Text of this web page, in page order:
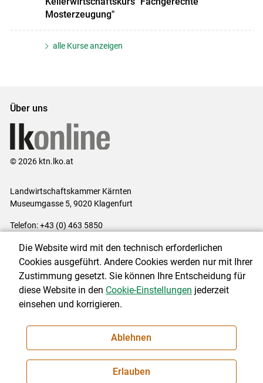
Mosterzeugung"
alle Kurse anzeigen
Über uns
© 2026 ktn.lko.at
Landwirtschaftskammer Kärnten
Museumgasse 5, 9020 Klagenfurt
Telefon: +43 (0) 463 5850
Impressum|Kontakt|Datenschutzerklärung|Barrierefreiheit|
Cookie-Einstellungen
NEWSLETTER
Die Website wird mit den technisch erforderlichen
Cookies ausgeführt. Andere Cookies werden nur mit Ihrer
Zustimmung gesetzt. Sie können Ihre Entscheidung für
diese Website in den Cookie-Einstellungen jederzeit
einsehen und korrigieren.
Ablehnen
Erlauben